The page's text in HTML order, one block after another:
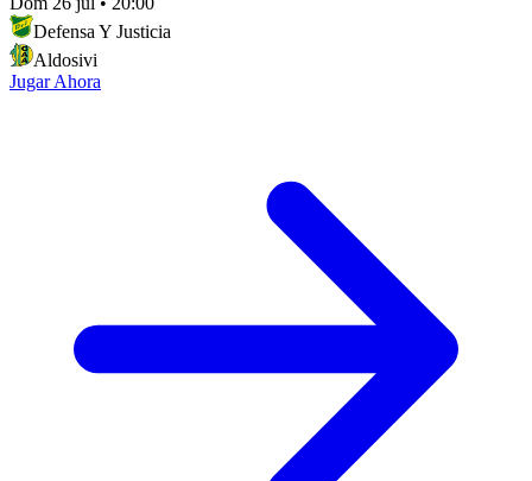
Defensa Y Justicia
Aldosivi
Jugar Ahora